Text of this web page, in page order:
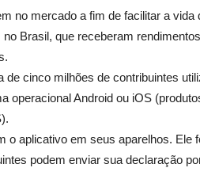
no mercado a fim de facilitar a
Brasil, que receberam
cinco milhões de contribuintes
Android ou iOS
aplicativo em seus aparelhos. Ele
podem enviar sua declaração